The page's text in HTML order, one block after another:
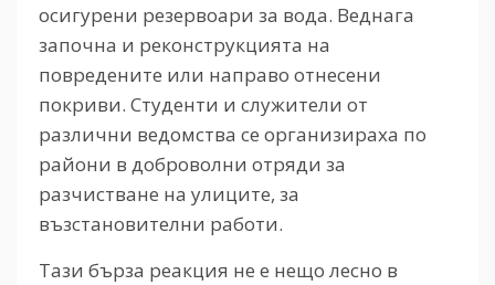
осигурени резервоари за вода. Веднага
започна и реконструкцията на
повредените или направо отнесени
покриви. Студенти и служители от
различни ведомства се организираха по
райони в доброволни отряди за
разчистване на улиците, за
възстановителни работи.
Тази бърза реакция не е нещо лесно в